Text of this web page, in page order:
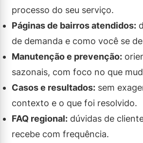
processo do seu serviço.
Páginas de bairros atendidos:
de demanda e como você se
Manutenção e prevenção:
sazonais, com foco no que
Casos e resultados: sem
contexto e o que foi resolvido.
FAQ regional: dúvidas de
recebe com frequência.